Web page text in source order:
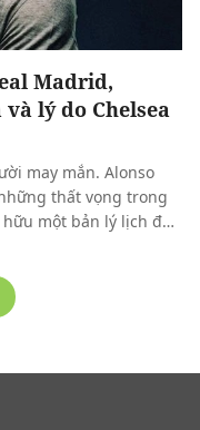
Madrid,
lý do Chelsea
may mắn. Alonso
thất vọng trong
một bản lý lịch đủ
của môn thể thao